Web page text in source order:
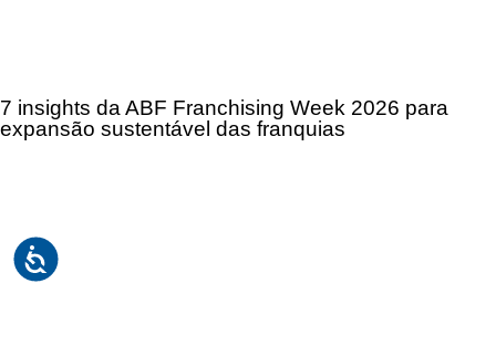
7 insights da ABF Franchising Week 2026 para
expansão sustentável das franquias